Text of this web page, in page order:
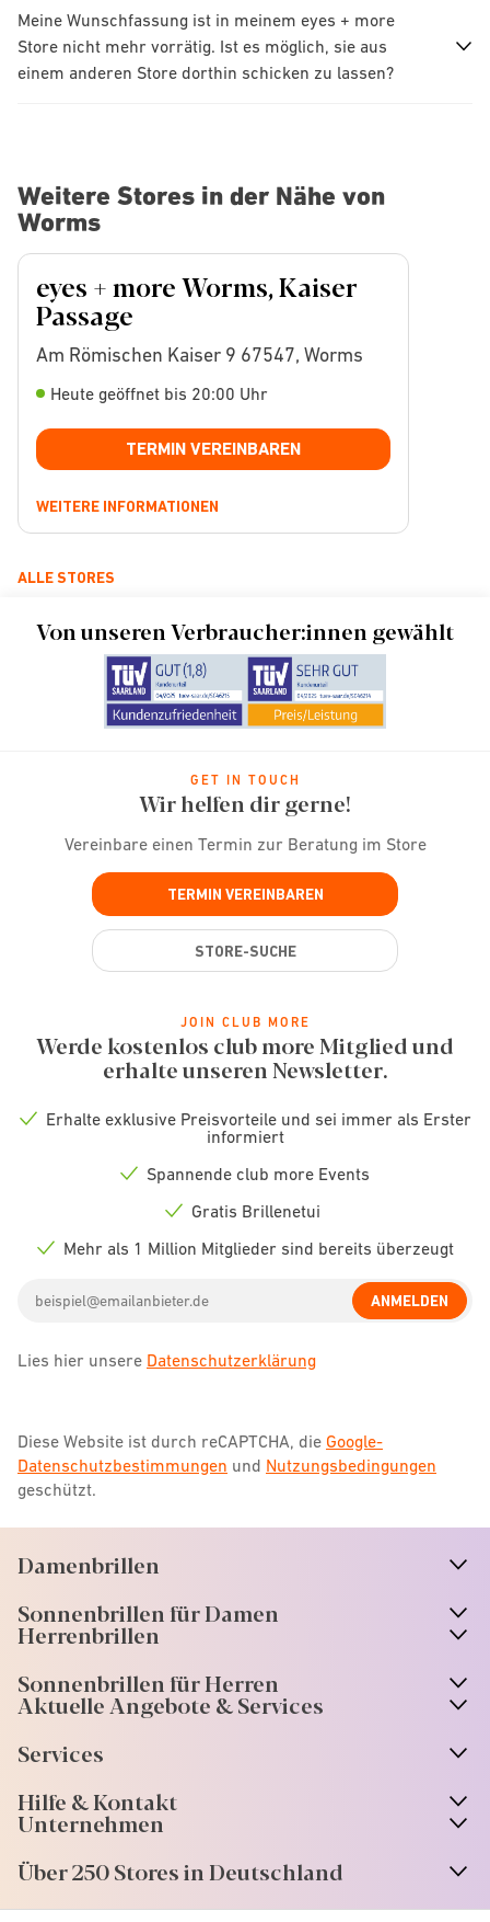
Meine Wunschfassung ist in meinem eyes + more
Store nicht mehr vorrätig. Ist es möglich, sie aus
einem anderen Store dorthin schicken zu lassen?
Weitere Stores in der Nähe von
Worms
eyes + more Worms, Kaiser
Passage
Am Römischen Kaiser 9 67547, Worms
Heute geöffnet bis 20:00 Uhr
TERMIN VEREINBAREN
WEITERE INFORMATIONEN
ALLE STORES
Von unseren Verbraucher:innen gewählt
GET IN TOUCH
Wir helfen dir gerne!
Vereinbare einen Termin zur Beratung im Store
TERMIN VEREINBAREN
STORE-SUCHE
JOIN CLUB MORE
Werde kostenlos club more Mitglied und
erhalte unseren Newsletter.
Erhalte exklusive Preisvorteile und sei immer als Erster
informiert
Check
Spannende club more Events
icon
Gratis Brillenetui
Mehr als 1 Million Mitglieder sind bereits überzeugt
address
ANMELDEN
Lies hier unsere Datenschutzerklärung
Diese Website ist durch reCAPTCHA, die Google-
Datenschutzbestimmungen und Nutzungsbedingungen
geschützt.
Damenbrillen
Sonnenbrillen für Damen
Herrenbrillen
Sonnenbrillen für Herren
Aktuelle Angebote & Services
Services
Hilfe & Kontakt
Unternehmen
Über 250 Stores in Deutschland